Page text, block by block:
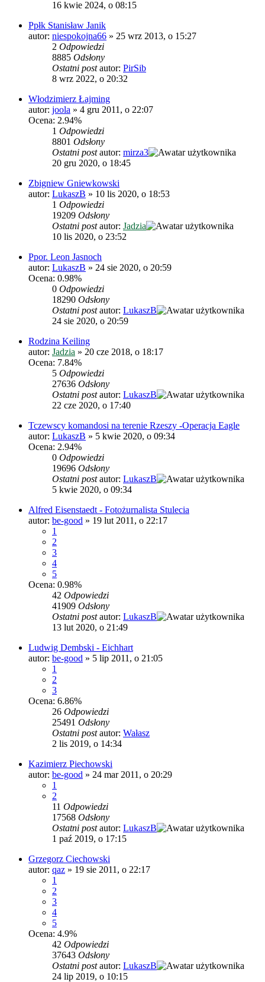
16 kwie 2024, o 08:15
Ppłk Stanisław Janik
autor: niespokojna66 » 25 wrz 2013, o 15:27
2 Odpowiedzi
8885 Odsłony
Ostatni postautor: PirSib
8 wrz 2022, o 20:32
Włodzimierz Łajming
autor: joola » 4 gru 2011, o 22:07
Ocena: 2.94%
1 Odpowiedzi
8801 Odsłony
Ostatni postautor: mirza3
20 gru 2020, o 18:45
Zbigniew Gniewkowski
autor: LukaszB » 10 lis 2020, o 18:53
1 Odpowiedzi
19209 Odsłony
Ostatni postautor: Jadzia
10 lis 2020, o 23:52
Ppor. Leon Jasnoch
autor: LukaszB » 24 sie 2020, o 20:59
Ocena: 0.98%
0 Odpowiedzi
18290 Odsłony
Ostatni postautor: LukaszB
24 sie 2020, o 20:59
Rodzina Keiling
autor: Jadzia » 20 cze 2018, o 18:17
Ocena: 7.84%
5 Odpowiedzi
27636 Odsłony
Ostatni postautor: LukaszB
22 cze 2020, o 17:40
Tczewscy komandosi na terenie Rzeszy -Operacja Eagle
autor: LukaszB » 5 kwie 2020, o 09:34
Ocena: 2.94%
0 Odpowiedzi
19696 Odsłony
Ostatni postautor: LukaszB
5 kwie 2020, o 09:34
Alfred Eisenstaedt - Fotożurnalista Stulecia
autor: be-good » 19 lut 2011, o 22:17
1
2
3
4
5
Ocena: 0.98%
42 Odpowiedzi
41909 Odsłony
Ostatni postautor: LukaszB
13 lut 2020, o 21:49
Ludwig Dembski - Eichhart
autor: be-good » 5 lip 2011, o 21:05
1
2
3
Ocena: 6.86%
26 Odpowiedzi
25491 Odsłony
Ostatni postautor: Wałasz
2 lis 2019, o 14:34
Kazimierz Piechowski
autor: be-good » 24 mar 2011, o 20:29
1
2
11 Odpowiedzi
17568 Odsłony
Ostatni postautor: LukaszB
1 paź 2019, o 17:15
Grzegorz Ciechowski
autor: qaz » 19 sie 2011, o 22:17
1
2
3
4
5
Ocena: 4.9%
42 Odpowiedzi
37643 Odsłony
Ostatni postautor: LukaszB
24 lip 2019, o 10:15